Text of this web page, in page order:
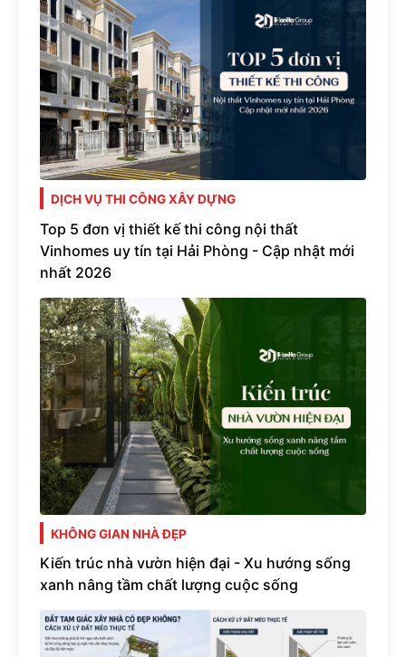
DỊCH VỤ THI CÔNG XÂY DỰNG
Top 5 đơn vị thiết kế thi công nội thất
Vinhomes uy tín tại Hải Phòng - Cập nhật mới
nhất 2026
KHÔNG GIAN NHÀ ĐẸP
Kiến trúc nhà vườn hiện đại - Xu hướng sống
xanh nâng tầm chất lượng cuộc sống